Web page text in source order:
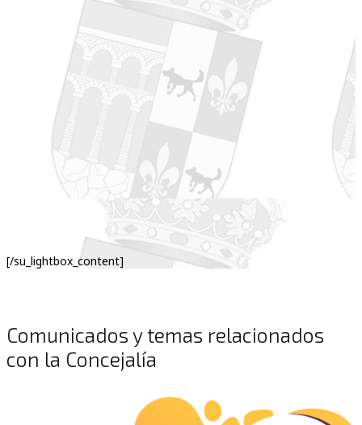
[/su_lightbox_content]
Comunicados y temas relacionados
con la Concejalía